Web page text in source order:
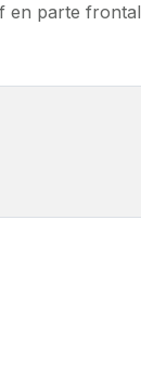
en parte frontal